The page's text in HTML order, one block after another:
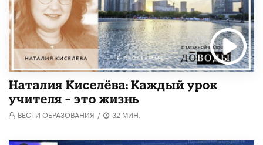
Наталия Киселёва: Каждый урок
учителя – это жизнь
ВЕСТИ ОБРАЗОВАНИЯ / 32 МИН.